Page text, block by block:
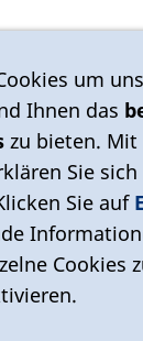
124
zugeordneten
wir keine
um
Ihnen das
zu bieten.
Sie
Sie auf
Cookies